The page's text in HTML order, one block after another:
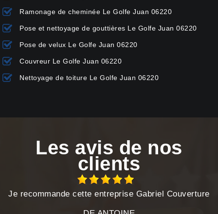
Ramonage de cheminée Le Golfe Juan 06220
Pose et nettoyage de gouttières Le Golfe Juan 06220
Pose de velux Le Golfe Juan 06220
Couvreur Le Golfe Juan 06220
Nettoyage de toiture Le Golfe Juan 06220
Les avis de nos
clients
Je recommande cette entreprise Gabriel Couverture